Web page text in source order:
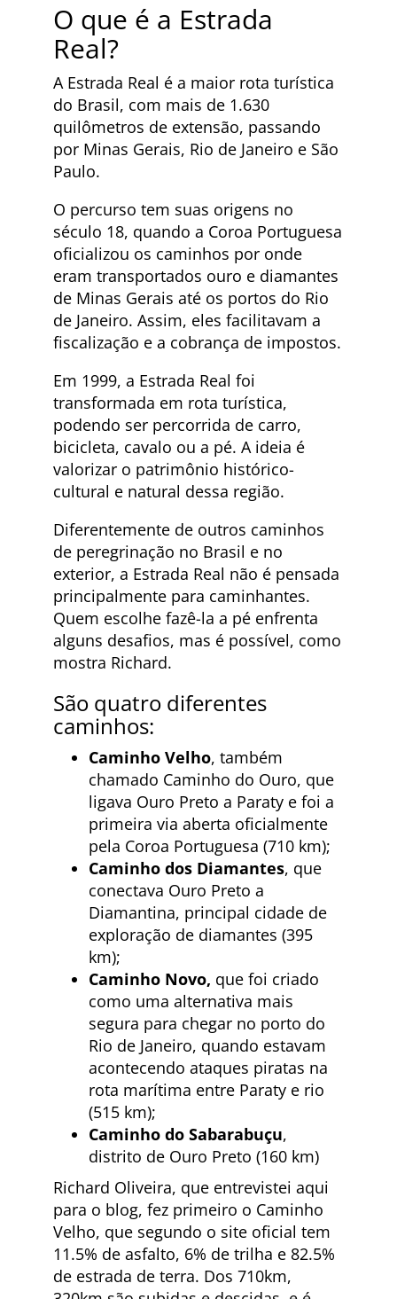
O que é a Estrada
Real?
A Estrada Real é a maior rota turística
do Brasil, com mais de 1.630
quilômetros de extensão, passando
por Minas Gerais, Rio de Janeiro e São
Paulo.
O percurso tem suas origens no
século 18, quando a Coroa Portuguesa
oficializou os caminhos por onde
eram transportados ouro e diamantes
de Minas Gerais até os portos do Rio
de Janeiro. Assim, eles facilitavam a
fiscalização e a cobrança de impostos.
Em 1999, a Estrada Real foi
transformada em rota turística,
podendo ser percorrida de carro,
bicicleta, cavalo ou a pé. A ideia é
valorizar o patrimônio histórico-
cultural e natural dessa região.
Diferentemente de outros caminhos
de peregrinação no Brasil e no
exterior, a Estrada Real não é pensada
principalmente para caminhantes.
Quem escolhe fazê-la a pé enfrenta
alguns desafios, mas é possível, como
mostra Richard.
São quatro diferentes
caminhos:
Caminho Velho, também
chamado Caminho do Ouro, que
ligava Ouro Preto a Paraty e foi a
primeira via aberta oficialmente
pela Coroa Portuguesa (710 km);
Caminho dos Diamantes, que
conectava Ouro Preto a
Diamantina, principal cidade de
exploração de diamantes (395
km);
Caminho Novo, que foi criado
como uma alternativa mais
segura para chegar no porto do
Rio de Janeiro, quando estavam
acontecendo ataques piratas na
rota marítima entre Paraty e rio
(515 km);
Caminho do Sabarabuçu,
distrito de Ouro Preto (160 km)
Richard Oliveira, que entrevistei aqui
para o blog, fez primeiro o Caminho
Velho, que segundo o site oficial tem
11.5% de asfalto, 6% de trilha e 82.5%
de estrada de terra. Dos 710km,